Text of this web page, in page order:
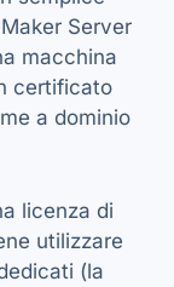
Server
macchina
certificato
a dominio
licenza di
utilizzare
(la